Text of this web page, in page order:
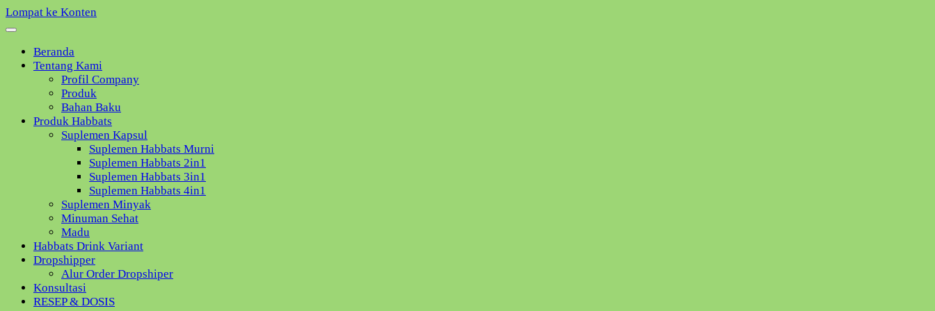
Lompat ke Konten
Beranda
Tentang Kami
Profil Company
Produk
Bahan Baku
Produk Habbats
Suplemen Kapsul
Suplemen Habbats Murni
Suplemen Habbats 2in1
Suplemen Habbats 3in1
Suplemen Habbats 4in1
Suplemen Minyak
Minuman Sehat
Madu
Habbats Drink Variant
Dropshipper
Alur Order Dropshiper
Konsultasi
RESEP & DOSIS